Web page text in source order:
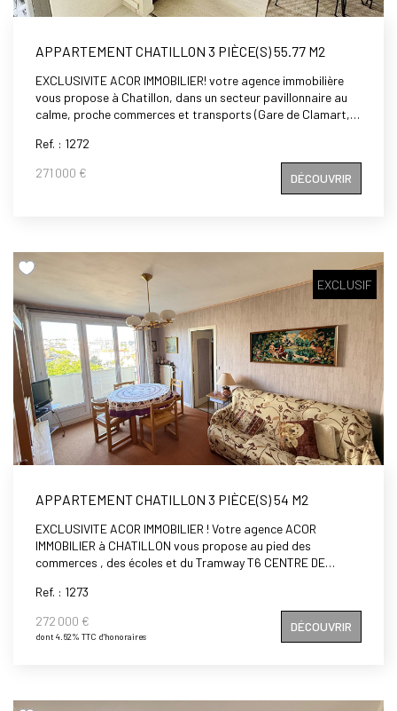
APPARTEMENT CHATILLON 3 PIÈCE(S) 55.77 M2
EXCLUSIVITE ACOR IMMOBILIER! votre agence immobilière
vous propose à Chatillon, dans un secteur pavillonnaire au
calme, proche commerces et transports (Gare de Clamart,
petite copropriété, un appartement de 3 pièces de 55.77 m²,
chambres, salle de bains, wc, placards. Ensoleillé et
Lumineux. Le calme absolu. Un vrai petit coup de coeur. A
Ref. : 1272
271 000 €
DÉCOUVRIR
EXCLUSIF
APPARTEMENT CHATILLON 3 PIÈCE(S) 54 M2
EXCLUSIVITE ACOR IMMOBILIER ! Votre agence ACOR
IMMOBILIER à CHATILLON vous propose au pied des
commerces , des écoles et du Tramway T6 CENTRE DE
CHATILLON- MONTROUGE et de la Futur L15, dans une
résidence bien entretenue avec espace vert et gardien, un
appartement 3 pièces de 54m2 comprenant : entrée, séjour
exposé plein Sud donnant sur un Balcon, une cuisine
également d'une cave et d'un parking privatif.
Ref. : 1273
272 000 €
dont 4.62% TTC d'honoraires
DÉCOUVRIR